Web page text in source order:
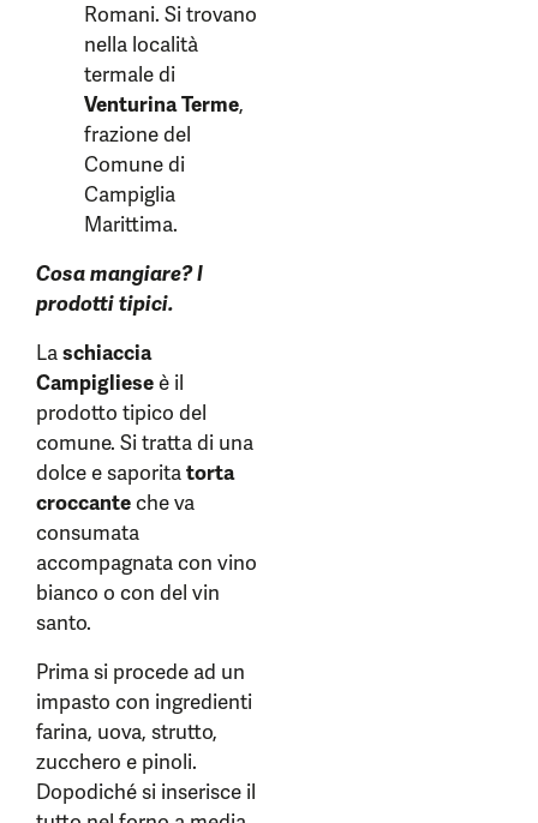
Romani. Si trovano
nella località
termale di
Venturina Terme,
frazione del
Comune di
Campiglia
Marittima.
Cosa mangiare? I
prodotti tipici.
Laschiaccia
Campiglieseè il
prodotto tipico del
comune. Si tratta di una
dolce e saporitatorta
croccanteche va
consumata
accompagnata con vino
bianco o con del vin
santo.
Prima si procede ad un
impasto con ingredienti
farina, uova, strutto,
zucchero e pinoli.
Dopodiché si inserisce il